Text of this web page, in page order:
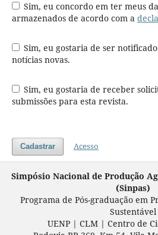
Sim, eu concordo em ter meus dados coletados e
armazenados de acordo com a
Sim, eu gostaria de ser notificado(a) de publicações e
notícias novas.
Sim, eu gostaria de receber solicitações para avaliar
submissões para esta revista.
Cadastrar Acesso
Simpósio Nacional de Produção
(Sinpas)
Programa de Pós-graduação em
Sustentável
UENP | CLM | Centro de